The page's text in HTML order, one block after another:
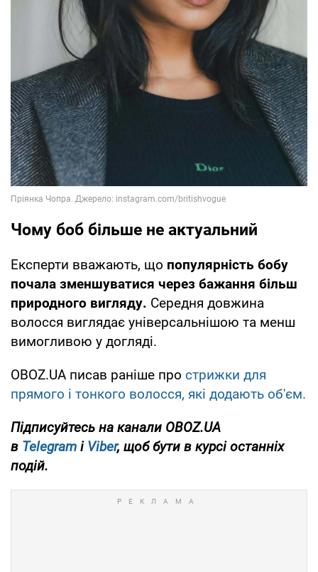
Чому боб більше не актуальний
Експерти вважають, що популярність бобу
почала зменшуватися через бажання більш
природного вигляду. Середня довжина
волосся виглядає універсальнішою та менш
вимогливою у догляді.
OBOZ.UA писав раніше про стрижки для
прямого і тонкого волосся, які додають об'єм.
Підписуйтесь на канали OBOZ.UA
в Telegram і Viber, щоб бути в курсі останніх
подій.